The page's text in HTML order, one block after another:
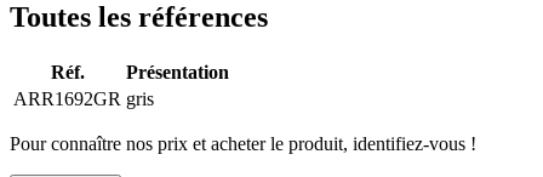
Toutes les références
Réf.
Présentation
ARR1692GR gris
Pour connaître nos prix et acheter le produit, identifiez-vous !